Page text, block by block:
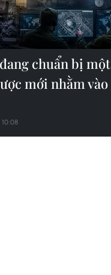
chuẩn bị một
mới nhằm vào